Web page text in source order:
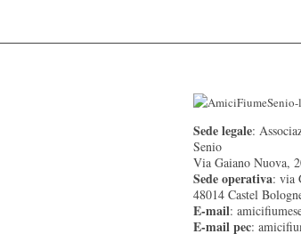
Sede legale:
Senio
Via Gaiano Nuova,
Sede operativa: via
48014 Castel
E-mail:
E-mail pec: